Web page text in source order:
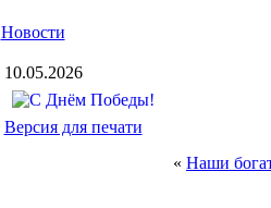
Новости
10.05.2026
Версия для печати
« Наши